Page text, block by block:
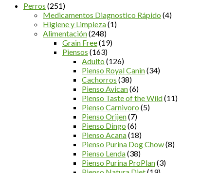
Perros (251)
Medicamentos Diagnostico Rápido (4)
Higiene y Limpieza(1)
Alimentación(248)
Grain Free(19)
Piensos (163)
Adulto (126)
Pienso Royal Canin(34)
Cachorros (38)
Pienso Avican(6)
Pienso Taste of the Wild(11)
Pienso Carnivoro (5)
Pienso Orijen(7)
Pienso Dingo (6)
Pienso Acana(18)
Pienso Purina Dog Chow(8)
Pienso Lenda(38)
Pienso Purina ProPlan(3)